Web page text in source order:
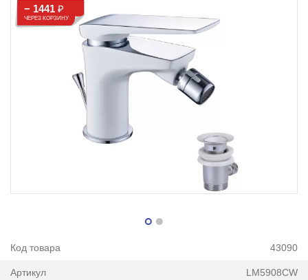
− 1441₽
ЧЕРЕЗ КОРЗИНУ
Код товара 43090
Артикул LM5908CW